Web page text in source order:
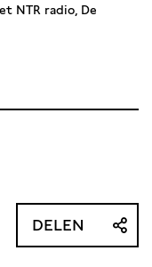
NTR radio, De
DELEN